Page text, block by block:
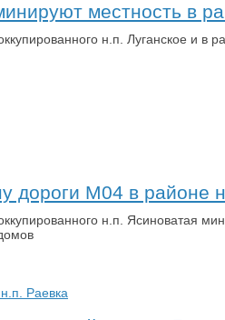
местность в
н.п. Луганское и в
дороги М04 в районе
н.п. Ясиноватая